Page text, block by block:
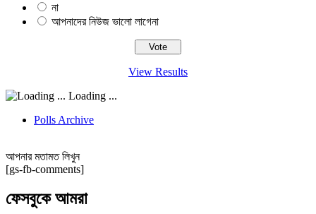
না
আপনাদের নিউজ ভালো লাগেনা
View Results
Loading ...
Polls Archive
আপনার মতামত লিখুন
[gs-fb-comments]
ফেসবুকে আমরা